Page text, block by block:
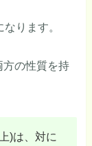
ります。
方の性質を持
)は、対に